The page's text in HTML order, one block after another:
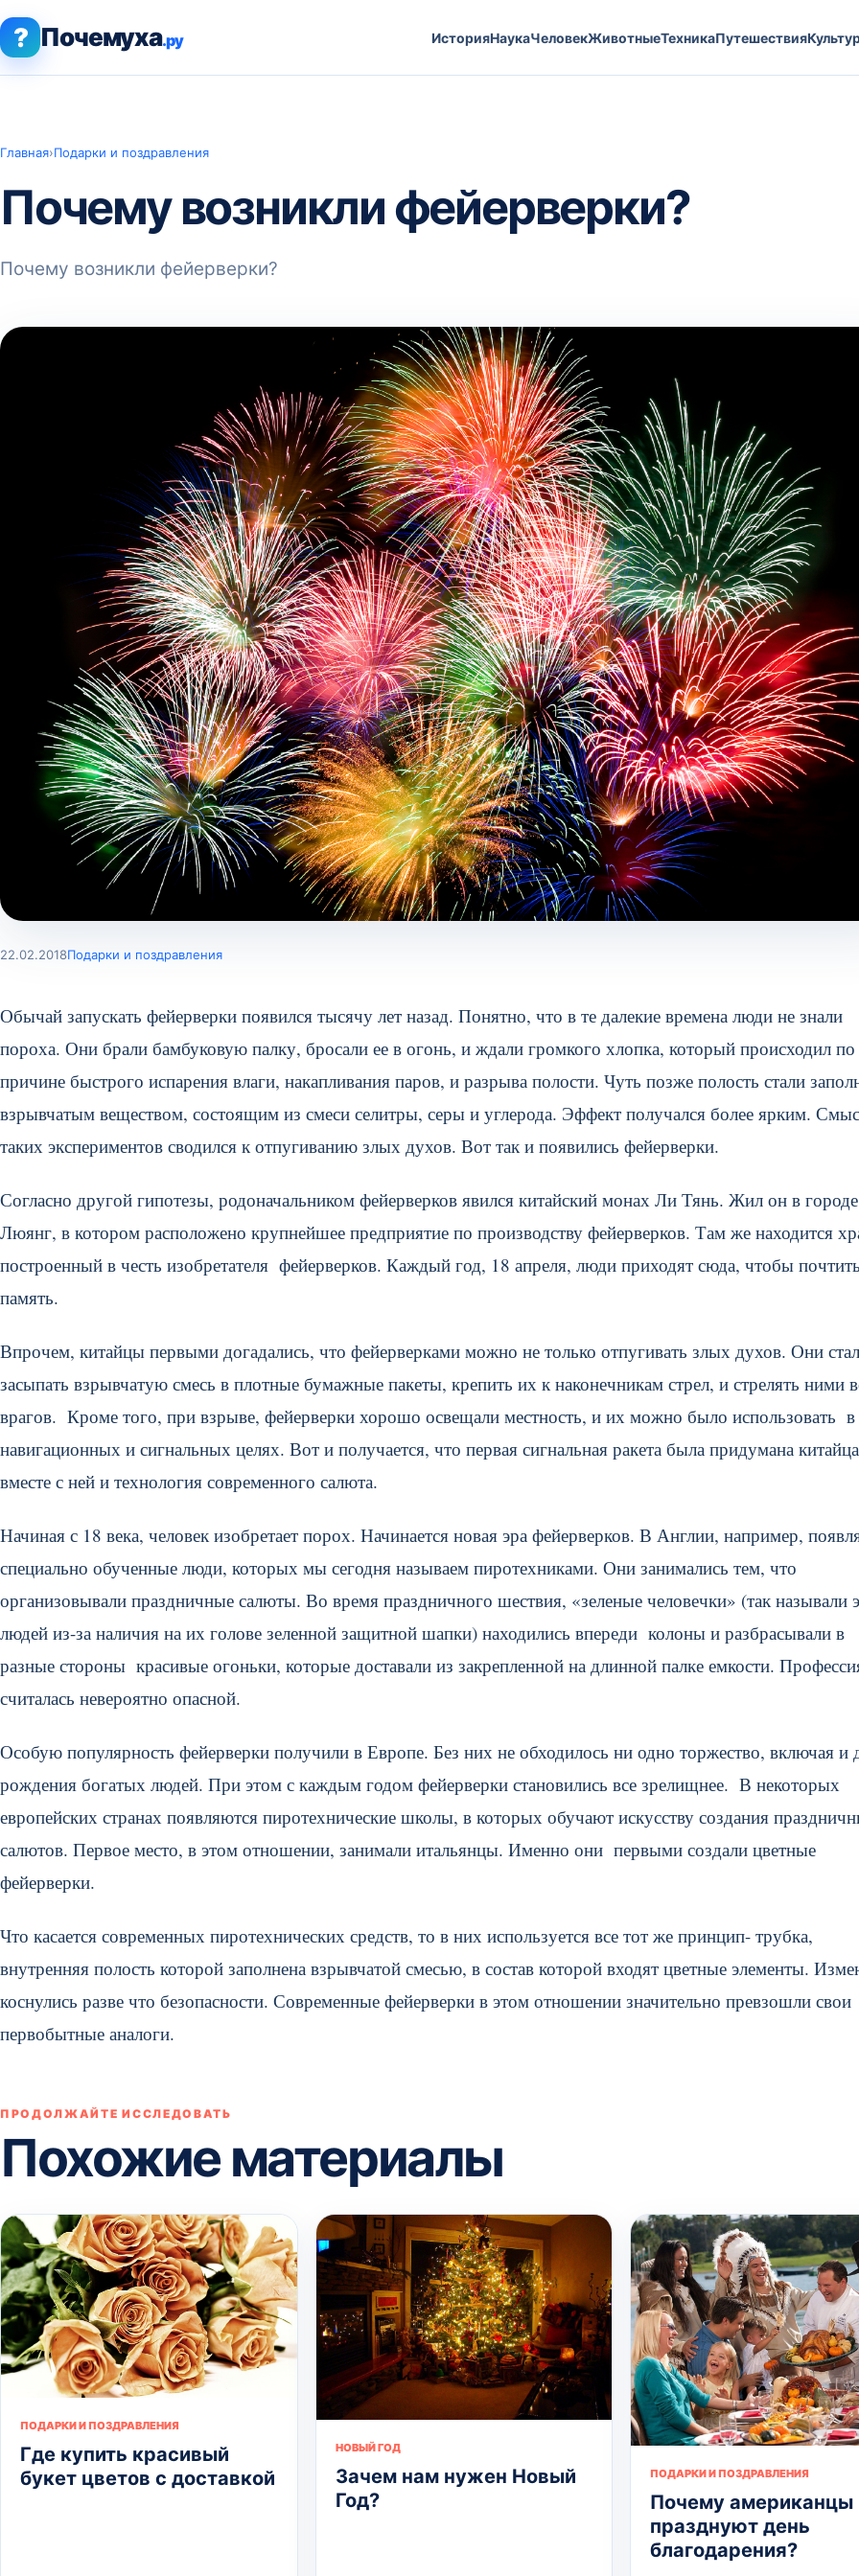
? Почемуха.ру ИсторияНаукаЧеловекЖивотныеТехникаПутешествия
Главная›Подарки и поздравления
Почему возникли фейерверки?
Почему возникли фейерверки?
22.02.2018Подарки и поздравления
Обычай запускать фейерверки появился тысячу лет назад. Понятно, что в те далекие времена люди не знали
пороха. Они брали бамбуковую палку, бросали ее в огонь, и ждали громкого хлопка, который происходил по
причине быстрого испарения влаги, накапливания паров, и разрыва полости. Чуть позже полость стали
взрывчатым веществом, состоящим из смеси селитры, серы и углерода. Эффект получался более ярким.
таких экспериментов сводился к отпугиванию злых духов. Вот так и появились фейерверки.
Согласно другой гипотезы, родоначальником фейерверков явился китайский монах Ли Тянь. Жил он в городе
Люянг, в котором расположено крупнейшее предприятие по производству фейерверков. Там же находится
построенный в честь изобретателя фейерверков. Каждый год, 18 апреля, люди приходят сюда, чтобы
память.
Впрочем, китайцы первыми догадались, что фейерверками можно не только отпугивать злых духов. Они
засыпать взрывчатую смесь в плотные бумажные пакеты, крепить их к наконечникам стрел, и стрелять ними
врагов. Кроме того, при взрыве, фейерверки хорошо освещали местность, и их можно было использовать в
навигационных и сигнальных целях. Вот и получается, что первая сигнальная ракета была придумана
вместе с ней и технология современного салюта.
Начиная с 18 века, человек изобретает порох. Начинается новая эра фейерверков. В Англии, например,
специально обученные люди, которых мы сегодня называем пиротехниками. Они занимались тем, что
организовывали праздничные салюты. Во время праздничного шествия, «зеленые человечки» (так называли
людей из-за наличия на их голове зеленной защитной шапки) находились впереди колоны и разбрасывали в
разные стороны красивые огоньки, которые доставали из закрепленной на длинной палке емкости.
считалась невероятно опасной.
Особую популярность фейерверки получили в Европе. Без них не обходилось ни одно торжество, включая и
рождения богатых людей. При этом с каждым годом фейерверки становились все зрелищнее. В некоторых
европейских странах появляются пиротехнические школы, в которых обучают искусству создания
салютов. Первое место, в этом отношении, занимали итальянцы. Именно они первыми создали цветные
фейерверки.
Что касается современных пиротехнических средств, то в них используется все тот же принцип- трубка,
внутренняя полость которой заполнена взрывчатой смесью, в состав которой входят цветные элементы.
коснулись разве что безопасности. Современные фейерверки в этом отношении значительно превзошли свои
первобытные аналоги.
ПРОДОЛЖАЙТЕ ИССЛЕДОВАТЬ
Похожие материалы
ПОДАРКИ И ПОЗДРАВЛЕНИЯ
Где купить красивый
букет цветов с доставкой
НОВЫЙ ГОД
Зачем нам нужен Новый
Год?
ПОДАРКИ И ПОЗДРАВЛЕНИЯ
Почему американцы
празднуют день
благодарения?